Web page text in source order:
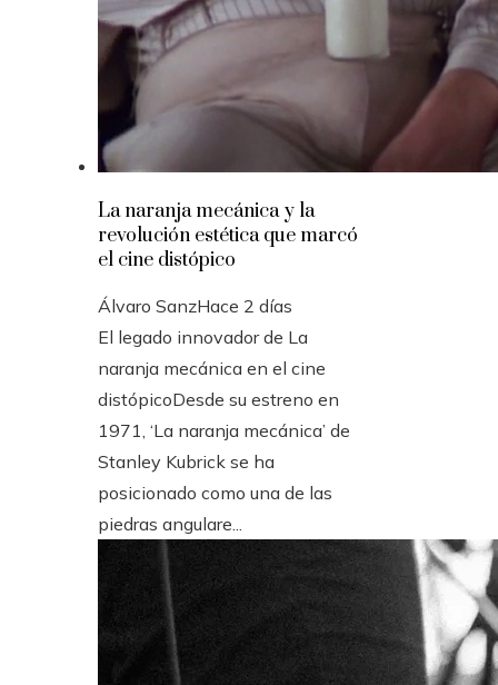
La naranja mecánica y la
revolución estética que marcó
el cine distópico
Álvaro SanzHace 2 días
El legado innovador de La
naranja mecánica en el cine
distópicoDesde su estreno en
1971, ‘La naranja mecánica’ de
Stanley Kubrick se ha
posicionado como una de las
piedras angulare...